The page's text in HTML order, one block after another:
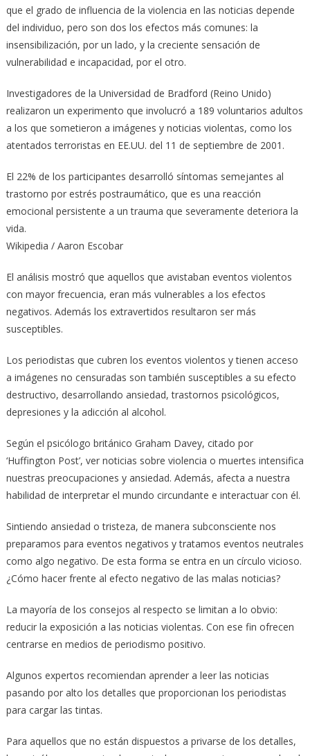
que el grado de influencia de la violencia en las noticias depende
del individuo, pero son dos los efectos más comunes: la
insensibilización, por un lado, y la creciente sensación de
vulnerabilidad e incapacidad, por el otro.
Investigadores de la Universidad de Bradford (Reino Unido)
realizaron un experimento que involucró a 189 voluntarios adultos
a los que sometieron a imágenes y noticias violentas, como los
atentados terroristas en EE.UU. del 11 de septiembre de 2001.
El 22% de los participantes desarrolló síntomas semejantes al
trastorno por estrés postraumático, que es una reacción
emocional persistente a un trauma que severamente deteriora la
vida.
Wikipedia / Aaron Escobar
El análisis mostró que aquellos que avistaban eventos violentos
con mayor frecuencia, eran más vulnerables a los efectos
negativos. Además los extravertidos resultaron ser más
susceptibles.
Los periodistas que cubren los eventos violentos y tienen acceso
a imágenes no censuradas son también susceptibles a su efecto
destructivo, desarrollando ansiedad, trastornos psicológicos,
depresiones y la adicción al alcohol.
Según el psicólogo británico Graham Davey, citado por
‘Huffington Post’, ver noticias sobre violencia o muertes intensifica
nuestras preocupaciones y ansiedad. Además, afecta a nuestra
habilidad de interpretar el mundo circundante e interactuar con él.
Sintiendo ansiedad o tristeza, de manera subconsciente nos
preparamos para eventos negativos y tratamos eventos neutrales
como algo negativo. De esta forma se entra en un círculo vicioso.
¿Cómo hacer frente al efecto negativo de las malas noticias?
La mayoría de los consejos al respecto se limitan a lo obvio:
reducir la exposición a las noticias violentas. Con ese fin ofrecen
centrarse en medios de periodismo positivo.
Algunos expertos recomiendan aprender a leer las noticias
pasando por alto los detalles que proporcionan los periodistas
para cargar las tintas.
Para aquellos que no están dispuestos a privarse de los detalles,